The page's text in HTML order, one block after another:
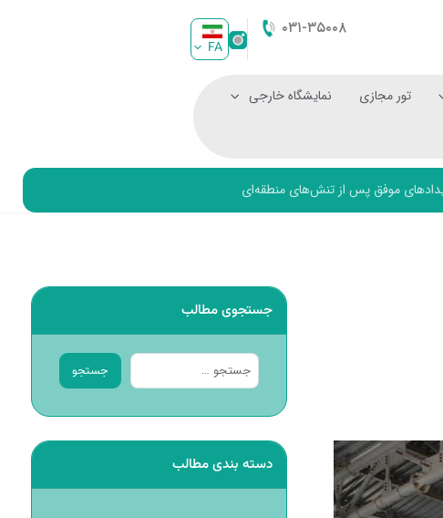
۰۳۱-۳۵۰۰۸
FA
تور مجازی نمایشگاه خارجی
موفق پس از تنش‌های منطقه‌ای
جستجوی مطالب
جستجو
دسته بندی مطالب